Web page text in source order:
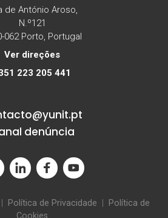
de António Aroso,
N.º121
062 Porto, Portugal
Ver direções
223 205 441
denúncia
Política de Privacidade
Política de
Cookies